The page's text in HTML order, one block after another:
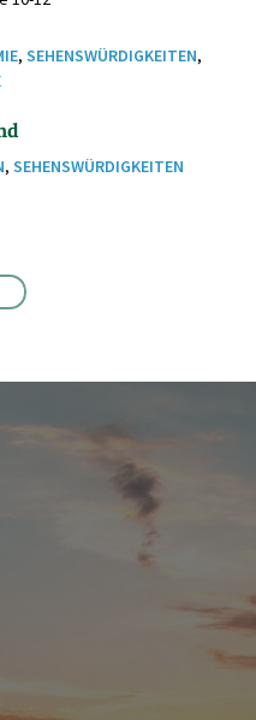
, SEHENSWÜRDIGKEITEN,
, SEHENSWÜRDIGKEITEN